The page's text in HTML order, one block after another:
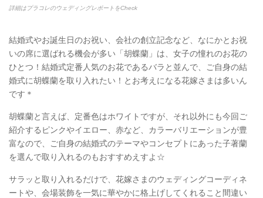
詳細はプラコレのウェディングレポートをCheck
結婚式やお誕生日のお祝い、会社の創立記念など、なにかとお祝
いの席に選ばれる機会が多い「胡蝶蘭」は、女子の憧れのお花の
ひとつ！結婚式定番人気のお花であるバラと並んで、ご自身の結
婚式に胡蝶蘭を取り入れたい！とお考えになる花嫁さまは多いん
です＊
胡蝶蘭と言えば、定番色はホワイトですが、それ以外にも今回ご
紹介するピンクやイエロー、赤など、カラーバリエーションが豊
富なので、ご自身の結婚式のテーマやコンセプトにあった子著蘭
を選んで取り入れるのもおすすめえすよ☆
サラッと取り入れるだけで、花嫁さまのウェディングコーディネ
ートや、会場装飾を一気に華やかに格上げしてくれること間違い